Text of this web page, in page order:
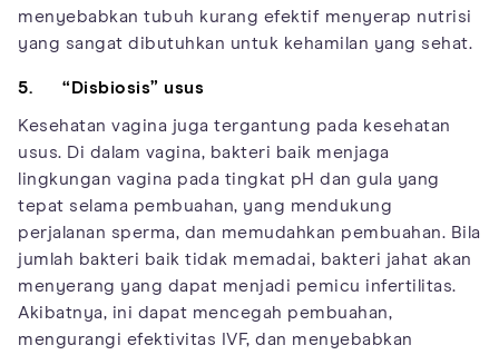
menyebabkan tubuh kurang efektif menyerap nutrisi
yang sangat dibutuhkan untuk kehamilan yang sehat.
5. “Disbiosis” usus
Kesehatan vagina juga tergantung pada kesehatan
usus. Di dalam vagina, bakteri baik menjaga
lingkungan vagina pada tingkat pH dan gula yang
tepat selama pembuahan, yang mendukung
perjalanan sperma, dan memudahkan pembuahan. Bila
jumlah bakteri baik tidak memadai, bakteri jahat akan
menyerang yang dapat menjadi pemicu infertilitas.
Akibatnya, ini dapat mencegah pembuahan,
mengurangi efektivitas IVF, dan menyebabkan